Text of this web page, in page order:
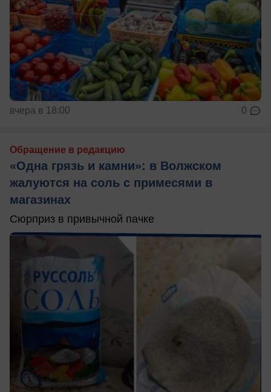
вчера в 18:00 0
Обращение в редакцию
«Одна грязь и камни»: в Волжском
жалуются на соль с примесями в
магазинах
Сюрприз в привычной пачке